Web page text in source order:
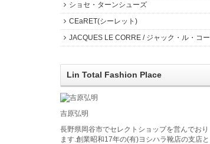
ショセ・ターンシューズ
CEaRET(シーレット)
JACQUES LE CORRE / ジャック・ル・コー
Lin Total Fashion Place
吉原弘明
長野県岡谷市でセレクトショップを営んでおり
ます.創業昭和17年の(有)ヨシハラ靴店の支店と